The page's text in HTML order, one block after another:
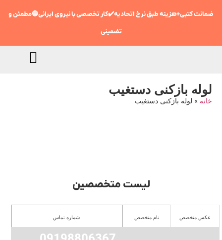
ضمانت کتبی+هزینه طبق نرخ اتحادیه✔️کار تخصصی با نیروی ایرانی🔵مطمئن و
تضمینی
لوله بازکنی دستغیب
خانه» لوله بازکنی دستغیب
لیست متخصصین
عکس متخصص نام متخصص شماره تماس